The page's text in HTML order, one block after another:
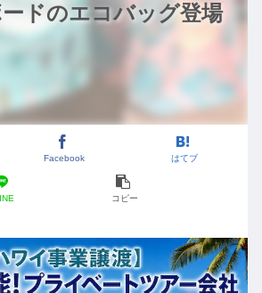
ドのエコバッグ登場
Facebook はてブ
コピー